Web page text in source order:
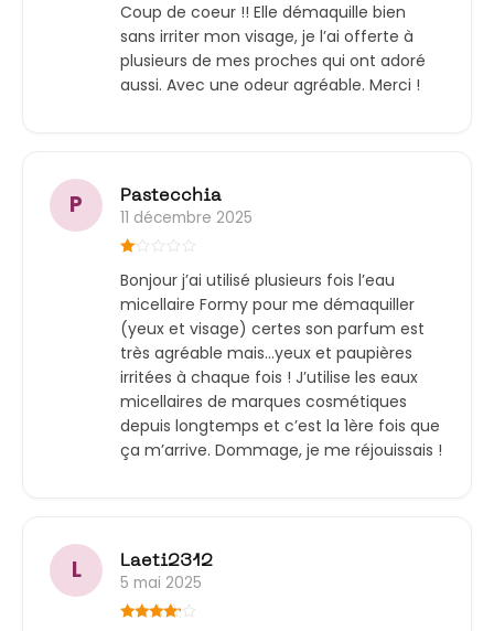
Elle se distingue par :
Une action 2 en 1 : nettoyante et
démaquillante
Une composition naturelle : sans
sulfates, sans paraben, sans alcool
et sans allergènes
Une agréable sensation de
fraîcheur après application
Un léger parfum aérien et frais
Une excellente tolérance pour le
visage et le contour des yeux
5
Coup de coeur !! Elle démaquille bien
sans irriter mon visage, je l’ai offerte à
plusieurs de mes proches qui ont adoré
aussi. Avec une odeur agréable. Merci !
P
1
sur
Pastecchia
11 décembre 2025
Bonjour j’ai utilisé plusieurs fois l’eau
micellaire Formy pour me démaquiller
(yeux et visage) certes son parfum est
très agréable mais…yeux et paupières
irritées à chaque fois ! J’utilise les eaux
micellaires de marques cosmétiques
depuis longtemps et c’est la 1ère fois que
ça m’arrive. Dommage, je me réjouissais !
L Laeti2312
5 mai 2025